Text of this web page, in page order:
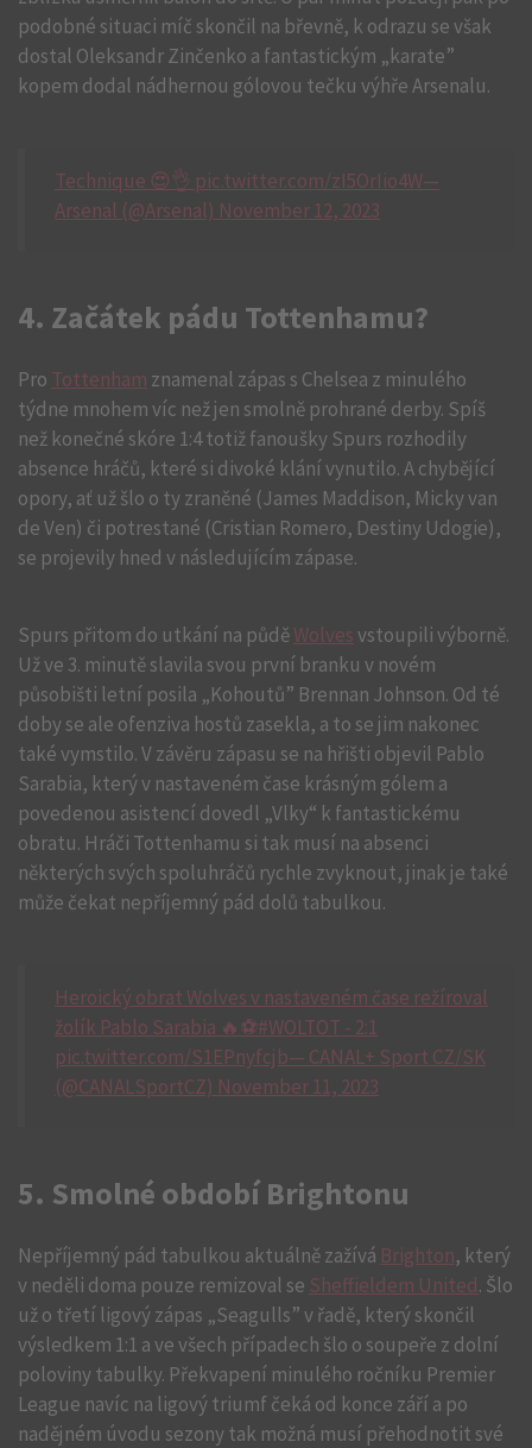
podobné situaci míč skončil na břevně, k odrazu se však
dostal Oleksandr Zinčenko a fantastickým „karate”
kopem dodal nádhernou gólovou tečku výhře Arsenalu.
Technique 😍👌 pic.twitter.com/zI5OrIio4W—
Arsenal (@Arsenal) November 12, 2023
4. Začátek pádu Tottenhamu?
Pro Tottenham znamenal zápas s Chelsea z minulého
týdne mnohem víc než jen smolně prohrané derby. Spíš
než konečné skóre 1:4 totiž fanoušky Spurs rozhodily
absence hráčů, které si divoké klání vynutilo. A chybějící
opory, ať už šlo o ty zraněné (James Maddison, Micky van
de Ven) či potrestané (Cristian Romero, Destiny Udogie),
se projevily hned v následujícím zápase.
Spurs přitom do utkání na půděWolvesvstoupili výborně.
Už ve 3. minutě slavila svou první branku v novém
působišti letní posila „Kohoutů” Brennan Johnson. Od té
doby se ale ofenziva hostů zasekla, a to se jim nakonec
také vymstilo. V závěru zápasu se na hřišti objevil Pablo
Sarabia, který v nastaveném čase krásným gólem a
povedenou asistencí dovedl „Vlky“ k fantastickému
obratu. Hráči Tottenhamu si tak musí na absenci
některých svých spoluhráčů rychle zvyknout, jinak je také
může čekat nepříjemný pád dolů tabulkou.
Heroický obrat Wolves v nastaveném čase režíroval
žolík Pablo Sarabia 🔥⚽️#WOLTOT - 2:1
pic.twitter.com/S1EPnyfcjb— CANAL+ Sport CZ/SK
(@CANALSportCZ) November 11, 2023
5. Smolné období Brightonu
Nepříjemný pád tabulkou aktuálně zažívá Brighton, který
v neděli doma pouze remizoval se Sheffieldem United. Šlo
už o třetí ligový zápas „Seagulls” v řadě, který skončil
výsledkem 1:1 a ve všech případech šlo o soupeře z dolní
poloviny tabulky. Překvapení minulého ročníku Premier
League navíc na ligový triumf čeká od konce září a po
nadějném úvodu sezony tak možná musí přehodnotit své